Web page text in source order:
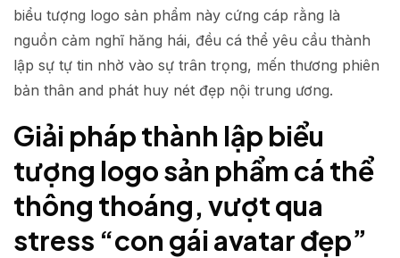
biểu tượng logo sản phẩm này cứng cáp rằng là
nguồn cảm nghĩ hăng hái, đều cá thể yêu cầu thành
lập sự tự tin nhờ vào sự trân trọng, mến thương phiên
bản thân and phát huy nét đẹp nội trung ương.
Giải pháp thành lập biểu
tượng logo sản phẩm cá thể
thông thoáng, vượt qua
stress “con gái avatar đẹp”